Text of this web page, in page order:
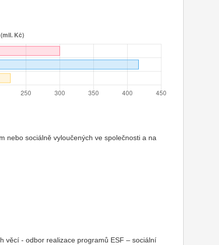
nebo sociálně vyloučených ve společnosti a na
věcí - odbor realizace programů ESF – sociální